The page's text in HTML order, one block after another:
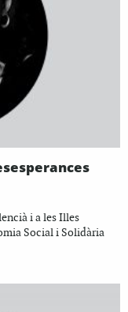
i a les Illes
Social i Solidària